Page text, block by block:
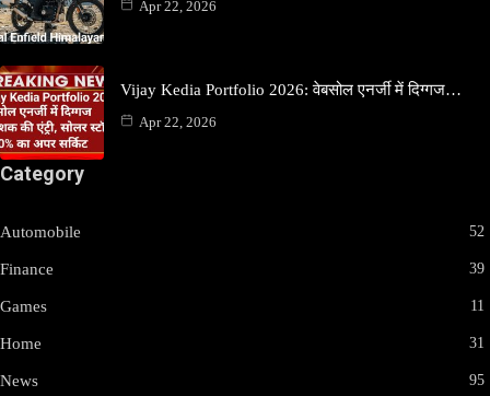
Apr 22, 2026
Vijay Kedia Portfolio 2026: वेबसोल एनर्जी में दिग्गज…
Apr 22, 2026
Category
Automobile 52
Finance 39
Games 11
Home 31
News 95